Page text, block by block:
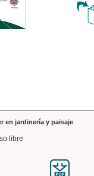
en jardinería y paisaje
libre